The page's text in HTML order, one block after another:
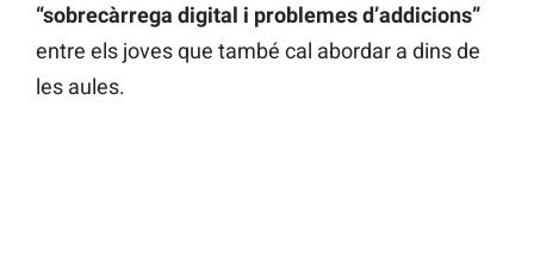
“sobrecàrrega digital i problemes d’addicions”
entre els joves que també cal abordar a dins de
les aules.